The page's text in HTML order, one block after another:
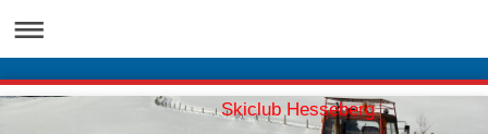
Skiclub Hesseberg